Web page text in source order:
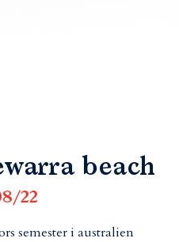
beach
22
semester i australien